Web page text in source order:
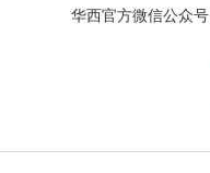
华西官方微信公众号